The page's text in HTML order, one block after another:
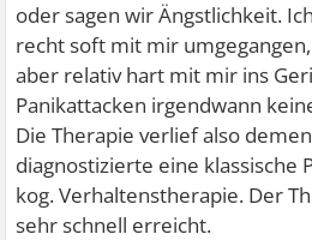
oder sagen wir Ängstlichkeit.
recht soft mit mir
aber relativ hart mit mir ins
Panikattacken irgendwann
Die Therapie verlief also
diagnostizierte eine klassische
kog. Verhaltenstherapie. Der
sehr schnell erreicht.